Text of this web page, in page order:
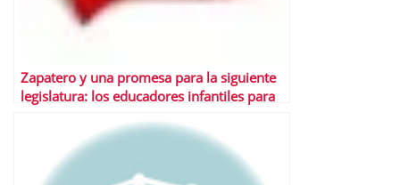
Zapatero y una promesa para la siguiente
legislatura: los educadores infantiles para